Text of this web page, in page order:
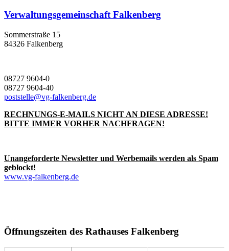
Verwaltungsgemeinschaft Falkenberg
Sommerstraße 15
84326 Falkenberg
08727 9604-0
08727 9604-40
poststelle@vg-falkenberg.de
RECHNUNGS-E-MAILS NICHT AN DIESE ADRESSE!
BITTE IMMER VORHER NACHFRAGEN!
Unangeforderte Newsletter und Werbemails werden als Spam
geblockt!
www.vg-falkenberg.de
Öffnungszeiten des Rathauses Falkenberg